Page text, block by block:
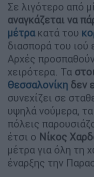
Σε λιγότερο από
αναγκάζεται να
μέτρα κατά του
διασπορά του ιού
Αρχές
χειρότερα. Τα
Θεσσαλονίκη δεν
συνεχίζει σε
υψηλά νούμερα,
πόλεις
έτσι ο Νίκος
μέτρα για όλη τη
έναρξης την